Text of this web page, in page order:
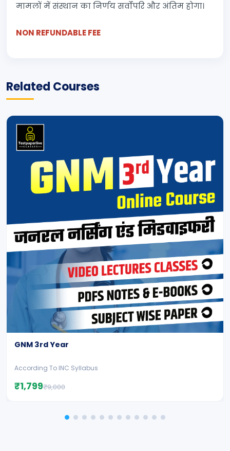
मामलों में संस्थान का निर्णय सर्वोपरि और अंतिम होगा।
NON REFUNDABLE FEE
Related Courses
GNM 3rd Year
According To INC Syllabus
₹1,799₹9,000